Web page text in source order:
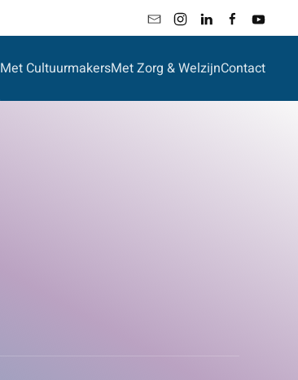
Met CultuurmakersMet Zorg & WelzijnContact